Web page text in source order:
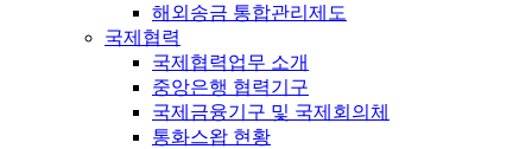
해외송금 통합관리제도
국제협력
국제협력업무 소개
중앙은행 협력기구
국제금융기구 및 국제회의체
통화스왑 현황